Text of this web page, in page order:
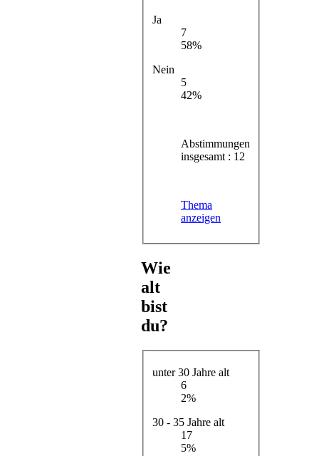
Ja
7
58%
Nein
5
42%
Abstimmungen
insgesamt : 12
Thema
anzeigen
Wie
alt
bist
du?
unter 30 Jahre alt
6
2%
30 - 35 Jahre alt
17
5%